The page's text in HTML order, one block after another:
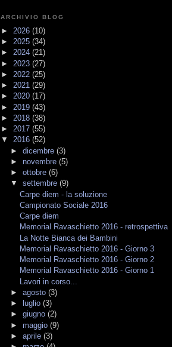
ARCHIVIO BLOG
► 2026 (10)
► 2025 (34)
► 2024 (21)
► 2023 (27)
► 2022 (25)
► 2021 (29)
► 2020 (17)
► 2019 (43)
► 2018 (38)
► 2017 (55)
▼ 2016 (52)
► dicembre (3)
► novembre (5)
► ottobre (6)
▼ settembre (9)
Carpe diem - la soluzione
Campionato Sociale 2016
Carpe diem
Memorial Ravaschietto 2016 - retrospettiva
La Notte Bianca dei Bambini
Memorial Ravaschietto 2016 - Giorno 3
Memorial Ravaschietto 2016 - Giorno 2
Memorial Ravaschietto 2016 - Giorno 1
Lavori in corso...
► agosto (3)
►
luglio (3)
► giugno (2)
► maggio (9)
► aprile (3)